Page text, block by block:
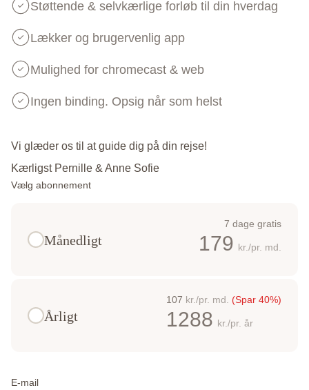
Støttende & selvkærlige forløb til din hverdag
Lækker og brugervenlig app
Mulighed for chromecast & web
Ingen binding. Opsig når som helst
Vi glæder os til at guide dig på din rejse!
Kærligst Pernille & Anne Sofie
Vælg abonnement
Månedligt
7 dage gratis
179 kr./pr. md.
Årligt
107 kr./pr. md. (Spar 40%)
1288 kr./pr. år
E-mail